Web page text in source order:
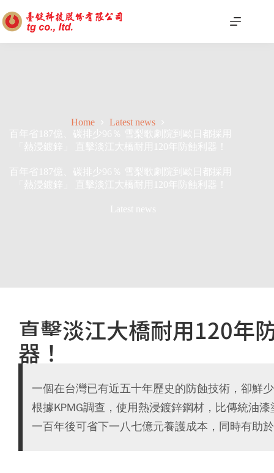
Home
Latest news
百年省187億、碳排少96％ 雪梨歌劇院到歐日都採用
「熱浸鍍鋅」 直擊淡江大橋耐用120年防蝕利器！
百年省187億、碳排少96％ 雪梨歌劇院到歐日都採用
「熱浸鍍鋅」 直擊淡江大橋耐用120年防蝕利器！
Latest news
直擊淡江大橋耐用120年
器！
一個在台灣已有近五十年歷史的防蝕技術，卻鮮
根據KPMG調查，使用熱浸鍍鋅鋼材，比傳統油
一百年後可省下一八七億元養護成本，同時有助